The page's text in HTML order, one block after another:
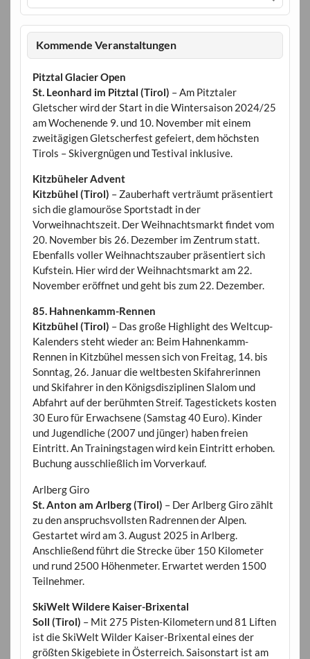
Kommende Veranstaltungen
Pitztal Glacier Open
St. Leonhard im Pitztal (Tirol) – Am Pitztaler
Gletscher wird der Start in die Wintersaison 2024/25
am Wochenende 9. und 10. November mit einem
zweitägigen Gletscherfest gefeiert, dem höchsten
Tirols – Skivergnügen und Testival inklusive.
Kitzbüheler Advent
Kitzbühel (Tirol) – Zauberhaft verträumt präsentiert
sich die glamouröse Sportstadt in der
Vorweihnachtszeit. Der Weihnachtsmarkt findet vom
20. November bis 26. Dezember im Zentrum statt.
Ebenfalls voller Weihnachtszauber präsentiert sich
Kufstein. Hier wird der Weihnachtsmarkt am 22.
November eröffnet und geht bis zum 22. Dezember.
85. Hahnenkamm-Rennen
Kitzbühel (Tirol) – Das große Highlight des Weltcup-
Kalenders steht wieder an: Beim Hahnenkamm-
Rennen in Kitzbühel messen sich von Freitag, 14. bis
Sonntag, 26. Januar die weltbesten Skifahrerinnen
und Skifahrer in den Königsdisziplinen Slalom und
Abfahrt auf der berühmten Streif. Tagestickets kosten
30 Euro für Erwachsene (Samstag 40 Euro). Kinder
und Jugendliche (2007 und jünger) haben freien
Eintritt. An Trainingstagen wird kein Eintritt erhoben.
Buchung ausschließlich im Vorverkauf.
Arlberg Giro
St. Anton am Arlberg (Tirol) – Der Arlberg Giro zählt
zu den anspruchsvollsten Radrennen der Alpen.
Gestartet wird am 3. August 2025 in Arlberg.
Anschließend führt die Strecke über 150 Kilometer
und rund 2500 Höhenmeter. Erwartet werden 1500
Teilnehmer.
SkiWelt Wildere Kaiser-Brixental
Soll (Tirol) – Mit 275 Pisten-Kilometern und 81 Liften
ist die SkiWelt Wilder Kaiser-Brixental eines der
größten Skigebiete in Österreich. Saisonstart ist am